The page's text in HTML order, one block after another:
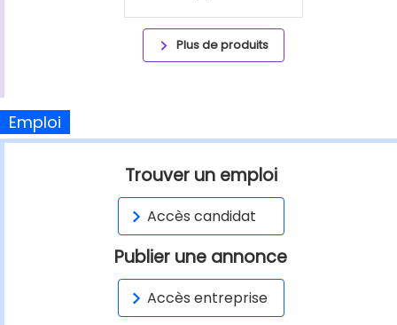
Plus de produits
Emploi
Trouver un emploi
Accès candidat
Publier une annonce
Accès entreprise